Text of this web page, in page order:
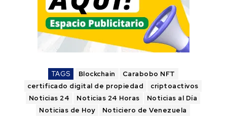
TAGS Blockchain
Carabobo NFT
certificado digital de propiedad
criptoactivos
Noticias 24
Noticias 24 Horas
Noticias al Día
Noticias de Hoy
Noticiero de Venezuela